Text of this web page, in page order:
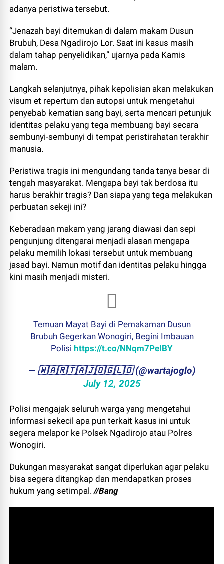
adanya peristiwa tersebut.
“Jenazah bayi ditemukan di dalam makam Dusun
Brubuh, Desa Ngadirojo Lor. Saat ini kasus masih
dalam tahap penyelidikan,” ujarnya pada Kamis
malam.
Langkah selanjutnya, pihak kepolisian akan melakukan
visum et repertum dan autopsi untuk mengetahui
penyebab kematian sang bayi, serta mencari petunjuk
identitas pelaku yang tega membuang bayi secara
sembunyi-sembunyi di tempat peristirahatan terakhir
manusia.
Peristiwa tragis ini mengundang tanda tanya besar di
tengah masyarakat. Mengapa bayi tak berdosa itu
harus berakhir tragis? Dan siapa yang tega melakukan
perbuatan sekeji ini?
Keberadaan makam yang jarang diawasi dan sepi
pengunjung ditengarai menjadi alasan mengapa
pelaku memilih lokasi tersebut untuk membuang
jasad bayi. Namun motif dan identitas pelaku hingga
kini masih menjadi misteri.
Temuan Mayat Bayi di Pemakaman Dusun
Brubuh Gegerkan Wonogiri, Begini Imbauan
Polisi https://t.co/NNqm7PelBY
— ​🇼​​🇦​​🇷​​🇹​​🇦​​🇯​​🇴​​🇬​​🇱​​🇴 (@wartajoglo)
July 12, 2025
Polisi mengajak seluruh warga yang mengetahui
informasi sekecil apa pun terkait kasus ini untuk
segera melapor ke Polsek Ngadirojo atau Polres
Wonogiri.
Dukungan masyarakat sangat diperlukan agar pelaku
bisa segera ditangkap dan mendapatkan proses
hukum yang setimpal.//Bang